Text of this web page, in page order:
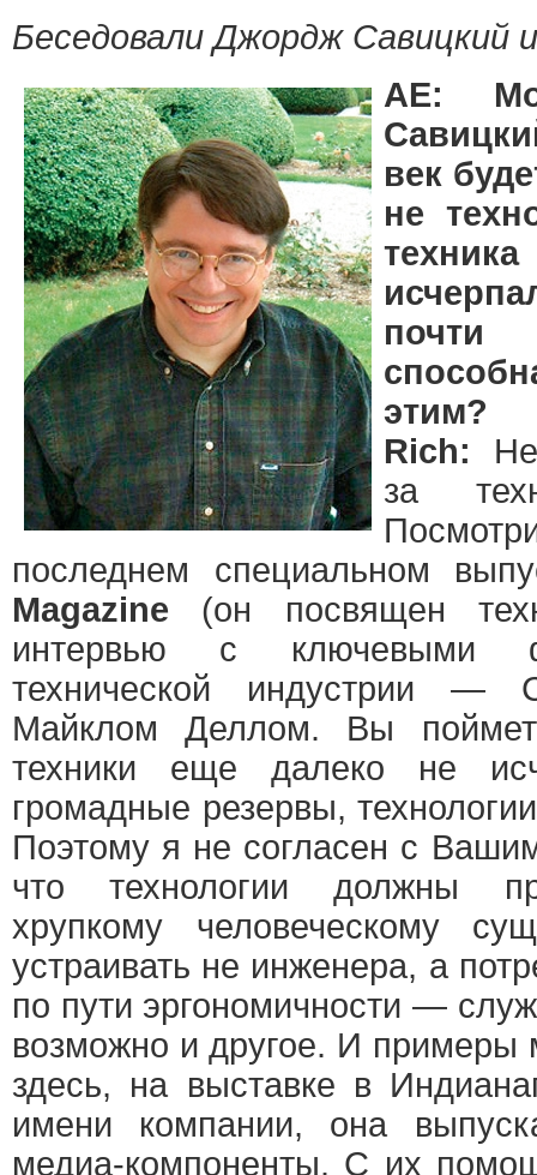
Беседовали Джордж Савицкий
АЕ:
век
не
этим?
Rich:
за
последнем специальном
Magazine (он посвящен
интервью с ключевыми
технической индустрии
Майклом Деллом. Вы
техники еще далеко не
громадные резервы,
Поэтому я не согласен с
что технологии должны
хрупкому человеческому
устраивать не инженера, а
по пути эргономичности —
возможно и другое. И примеры
здесь, на выставке в
имени компании, она
медиа-компоненты. С их